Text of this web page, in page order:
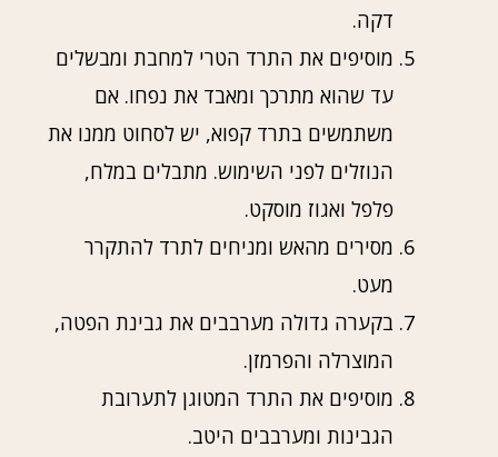
דקה.
מוסיפים את התרד הטרי למחבת ומבשלים
עד שהוא מתרכך ומאבד את נפחו. אם
משתמשים בתרד קפוא, יש לסחוט ממנו את
הנוזלים לפני השימוש. מתבלים במלח,
פלפל ואגוז מוסקט.
מסירים מהאש ומניחים לתרד להתקרר
מעט.
בקערה גדולה מערבבים את גבינת הפטה,
המוצרלה והפרמזן.
מוסיפים את התרד המטוגן לתערובת
הגבינות ומערבבים היטב.